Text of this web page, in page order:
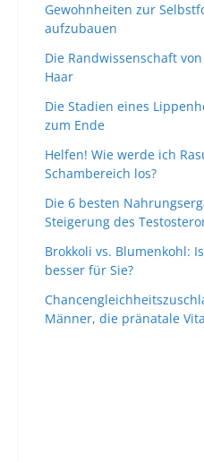
Gewohnheiten zur
aufzubauen
Die Randwissenschaft
Haar
Die Stadien eines
zum Ende
Helfen! Wie werde ich
Schambereich los?
Die 6 besten
Steigerung des
Brokkoli vs. Blumenkohl:
besser für Sie?
Männer, die pränatale